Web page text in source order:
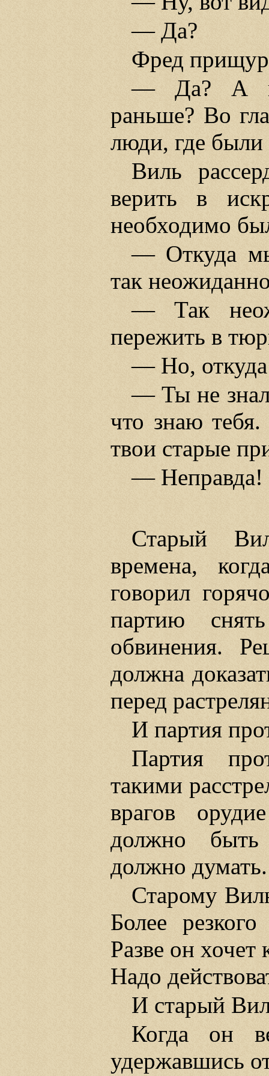
— Да?
Фред
— Да? А
раньше? Во
люди, где были
Виль
верить в
необходимо
— Откуда мы
так
— Так
пережить в
— Но,
— Ты не
что знаю
твои старые
— Неправда!
Старый
времена,
говорил
партию
обвинения.
должна
перед
И партия
Партия
такими
врагов
должно быть
должно думать.
Старому
Более
Разве он
Надо
И старый
Когда он
удержавшись